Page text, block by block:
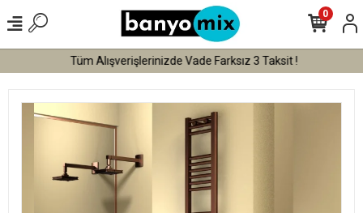
Tüm Alışverişlerinizde Vade Farksız 3 Taksit !
0